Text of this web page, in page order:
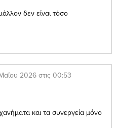
δεν είναι τόσο
2026 στις 00:53
και τα συνεργεία μόνο